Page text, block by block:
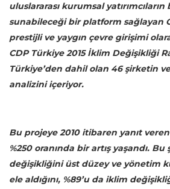
uluslararası kurumsal
sunabileceği bir platform sağlayan
prestijli ve yaygın çevre girişimi
CDP Türkiye 2015 İklim Değişikliği
Türkiye’den dahil olan 46 şirketin
analizini içeriyor.
Bu projeye 2010 itibaren yanıt
%250 oranında bir artış yaşandı.
değişikliğini üst düzey ve yönetim
ele aldığını, %89’u da iklim